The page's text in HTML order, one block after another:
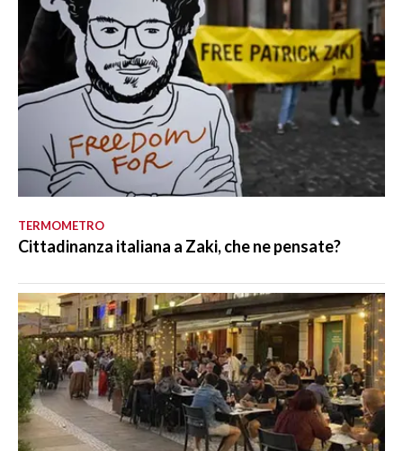
TERMOMETRO
Cittadinanza italiana a Zaki, che ne pensate?